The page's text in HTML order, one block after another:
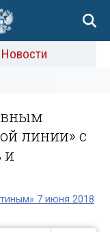
Новости
линии» с
и
7 июня 2018